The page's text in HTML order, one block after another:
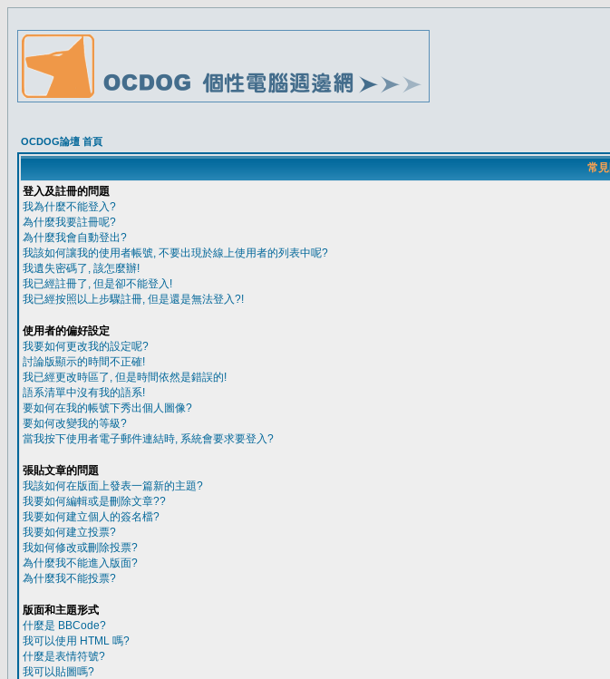
OCDOG論壇 首頁
常
登入及註冊的問題
我為什麼不能登入?
為什麼我要註冊呢?
為什麼我會自動登出?
我該如何讓我的使用者帳號, 不要出現於線上使用者的列表中呢?
我遺失密碼了, 該怎麼辦!
我已經註冊了, 但是卻不能登入!
我已經按照以上步驟註冊, 但是還是無法登入?!
使用者的偏好設定
我要如何更改我的設定呢?
討論版顯示的時間不正確!
我已經更改時區了, 但是時間依然是錯誤的!
語系清單中沒有我的語系!
要如何在我的帳號下秀出個人圖像?
要如何改變我的等級?
當我按下使用者電子郵件連結時, 系統會要求要登入?
張貼文章的問題
我該如何在版面上發表一篇新的主題?
我要如何編輯或是刪除文章??
我要如何建立個人的簽名檔?
我要如何建立投票?
我如何修改或刪除投票?
為什麼我不能進入版面?
為什麼我不能投票?
版面和主題形式
什麼是 BBCode?
我可以使用 HTML 嗎?
什麼是表情符號?
我可以貼圖嗎?